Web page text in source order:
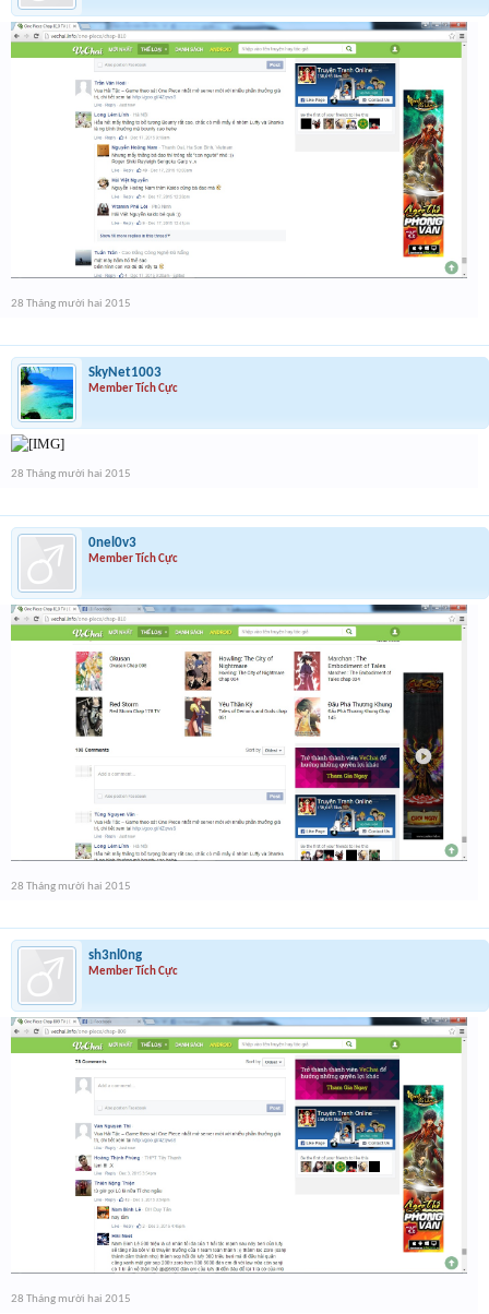
28 Tháng mười hai 2015
SkyNet1003
Member Tích Cực
28 Tháng mười hai 2015
0nel0v3
Member Tích Cực
28 Tháng mười hai 2015
sh3nl0ng
Member Tích Cực
28 Tháng mười hai 2015